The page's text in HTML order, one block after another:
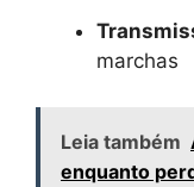
marchas
Leia também
enquanto